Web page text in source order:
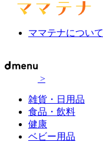
ママテナについて
>
雑貨・日用品
食品・飲料
健康
ベビー用品